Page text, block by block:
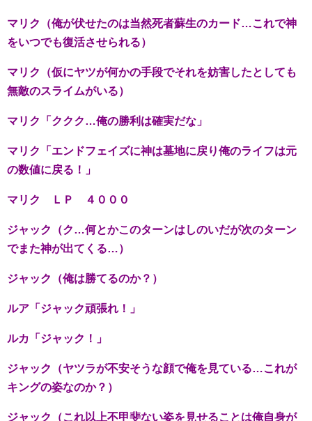
マリク（俺が伏せたのは当然死者蘇生のカード…これで神
をいつでも復活させられる）
マリク（仮にヤツが何かの手段でそれを妨害したとしても
無敵のスライムがいる）
マリク「ククク…俺の勝利は確実だな」
マリク「エンドフェイズに神は墓地に戻り俺のライフは元
の数値に戻る！」
マリク ＬＰ ４０００
ジャック（ク…何とかこのターンはしのいだが次のターン
でまた神が出てくる…）
ジャック（俺は勝てるのか？）
ルア「ジャック頑張れ！」
ルカ「ジャック！」
ジャック（ヤツラが不安そうな顔で俺を見ている…これが
キングの姿なのか？）
ジャック（これ以上不甲斐ない姿を見せることは俺自身が